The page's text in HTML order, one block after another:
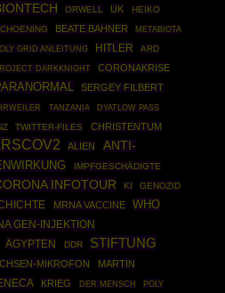
ORWELL UK
HEIKO
BEATE BAHNER METABIOTA
GRID ANLEITUNG HITLER
ARD
DARKKNIGHT
CORONAKRISE
SERGEY FILBERT
TANZANIA DYATLOW PASS
TWITTER-FILES CHRISTENTUM
ALIEN
ANTI-
IMPFGESCHÄDIGTE
INFOTOUR KI
GENOZID
MRNA VACCINE WHO
GEN-INJEKTION
ÄGYPTEN DDR
STIFTUNG
MIKROFON
MARTIN
KRIEG DER MENSCH
POLY